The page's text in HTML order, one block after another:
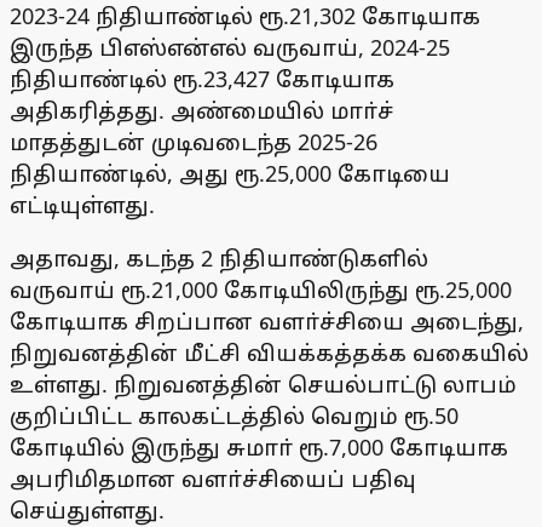
2023-24 நிதியாண்டில் ரூ.21,302 கோடியாக
இருந்த பிஎஸ்என்எல் வருவாய், 2024-25
நிதியாண்டில் ரூ.23,427 கோடியாக
அதிகரித்தது. அண்மையில் மாா்ச்
மாதத்துடன் முடிவடைந்த 2025-26
நிதியாண்டில், அது ரூ.25,000 கோடியை
எட்டியுள்ளது.
அதாவது, கடந்த 2 நிதியாண்டுகளில்
வருவாய் ரூ.21,000 கோடியிலிருந்து ரூ.25,000
கோடியாக சிறப்பான வளா்ச்சியை அடைந்து,
நிறுவனத்தின் மீட்சி வியக்கத்தக்க வகையில்
உள்ளது. நிறுவனத்தின் செயல்பாட்டு லாபம்
குறிப்பிட்ட காலகட்டத்தில் வெறும் ரூ.50
கோடியில் இருந்து சுமாா் ரூ.7,000 கோடியாக
அபரிமிதமான வளா்ச்சியைப் பதிவு
செய்துள்ளது.